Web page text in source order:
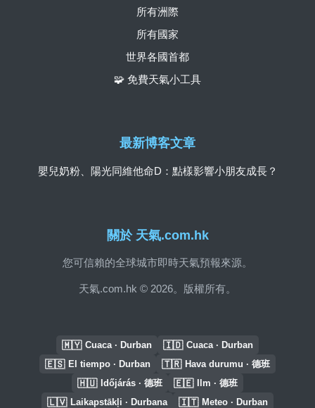
關於 天氣.com.hk
您可信賴的全球城市即時天氣預報來源。
天氣.com.hk © 2026。版權所有。
所有洲際
所有國家
世界各國首都
🧩 免費天氣小工具
最新博客文章
嬰兒奶粉、陽光同維他命D：點樣影響小朋友成長？
🇲🇾 Cuaca · Durban 🇮🇩 Cuaca · Durban
🇪🇸 El tiempo · Durban 🇹🇷 Hava durumu · 德班
🇭🇺 Időjárás · 德班 🇪🇪 Ilm · 德班
🇱🇻 Laikapstākļi · Durbana 🇮🇹 Meteo · Durban